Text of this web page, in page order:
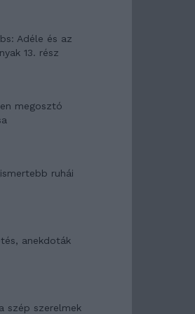
Adéle és az
13. rész
megosztó
ruhái
anekdoták
a szép szerelmek